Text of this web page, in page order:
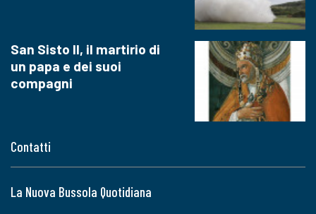
Contatti
La Nuova Bussola Quotidiana
San Sisto II, il martirio di
un papa e dei suoi
compagni